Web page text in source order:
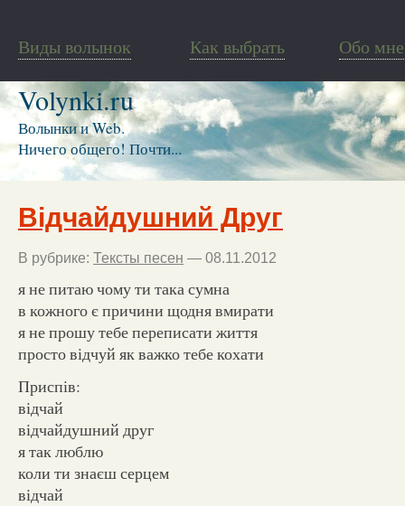
Виды волынок Как выбрать Обо мне
Volynki.ru
Волынки и Web.
Ничего общего! Почти...
Відчайдушний Друг
В рубрике: Тексты песен — 08.11.2012
я не питаю чому ти така сумна
в кожного є причини щодня вмирати
я не прошу тебе переписати життя
просто відчуй як важко тебе кохати
Приспів:
відчай
відчайдушний друг
я так люблю
коли ти знаєш серцем
відчай